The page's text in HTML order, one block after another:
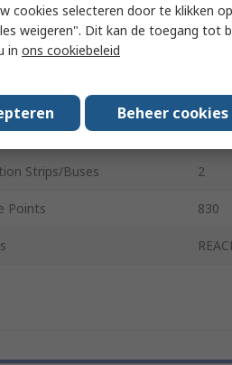
9mm
Strips 1
Strips/Buses 2
Points 830
cookies selecteren door te klikken
weigeren". Dit kan de toegang tot
in ons cookiebeleid
Beheer cookies